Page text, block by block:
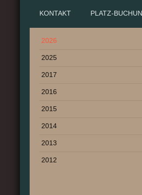
KONTAKT PLATZ-
2026
2025
2017
2016
2015
2014
2013
2012